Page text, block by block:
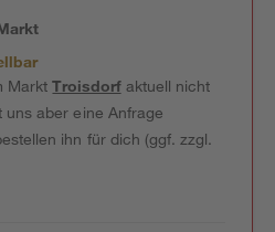
MarktTroisdorfaktuell nicht
uns aber eine Anfrage
ihn für dich (ggf. zzgl.